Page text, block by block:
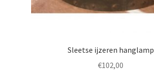
Sleetse ijzeren hanglamp
€102,00